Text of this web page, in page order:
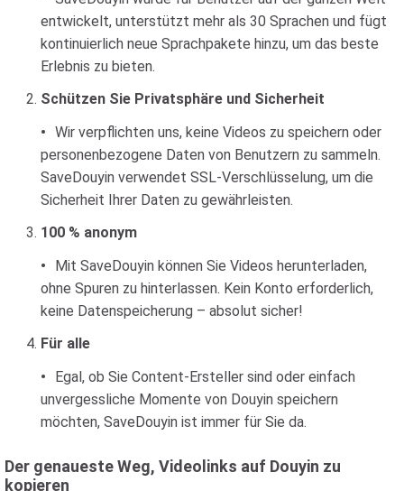
entwickelt, unterstützt mehr als 30 Sprachen und fügt
kontinuierlich neue Sprachpakete hinzu, um das beste
Erlebnis zu bieten.
Schützen Sie Privatsphäre und Sicherheit
Wir verpflichten uns, keine Videos zu speichern oder
personenbezogene Daten von Benutzern zu sammeln.
SaveDouyin verwendet SSL-Verschlüsselung, um die
Sicherheit Ihrer Daten zu gewährleisten.
100 % anonym
Mit SaveDouyin können Sie Videos herunterladen,
ohne Spuren zu hinterlassen. Kein Konto erforderlich,
keine Datenspeicherung – absolut sicher!
Für alle
Egal, ob Sie Content-Ersteller sind oder einfach
unvergessliche Momente von Douyin speichern
möchten, SaveDouyin ist immer für Sie da.
Der genaueste Weg, Videolinks auf Douyin zu
kopieren